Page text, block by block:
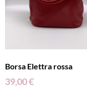
Borsa Elettra rossa
39,00€